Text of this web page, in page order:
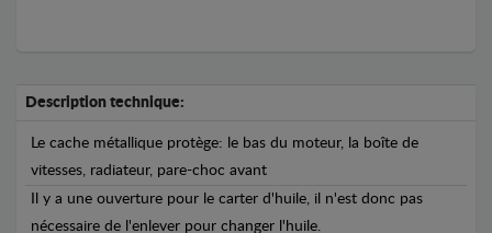
Description technique:
Le cache métallique protège: le bas du moteur, la boîte de
vitesses, radiateur, pare-choc avant
Il y a une ouverture pour le carter d'huile, il n'est donc pas
nécessaire de l'enlever pour changer l'huile.